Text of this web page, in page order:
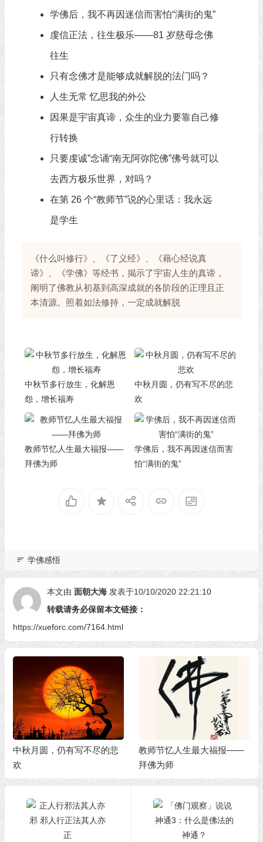
学佛后，我不再因迷信而害怕“满街的鬼”
虔信正法，往生极乐——81 岁慈母念佛
往生
只有念佛才是能够成就解脱的法门吗？
人生无常 忆思我的外公
因果是宇宙真谛，众生的业力要靠自己修
行转换
只要虔诚”念诵“南无阿弥陀佛”佛号就可以
去西方极乐世界，对吗？
在第 26 个“教师节”说的心里话：我永远
是学生
《什么叫修行》、《了义经》、《藉心经说真
谛》、《学佛》等经书，揭示了宇宙人生的真谛，
阐明了佛教从初基到高深成就的各阶段的正理且正
本清源。照着如法修持，一定成就解脱
中秋节多行放生，化解恩
怨，增长福寿
中秋月圆，仍有写不尽的悲
欢
教师节忆人生最大福报——
拜佛为师
学佛后，我不再因迷信而害
怕“满街的鬼”
学佛感悟
本文由 面朝大海 发表于10/10/2020 22:21:10
转载请务必保留本文链接：
https://xueforc.com/7164.html
中秋月圆，仍有写不尽的悲
欢
教师节忆人生最大福报——
拜佛为师